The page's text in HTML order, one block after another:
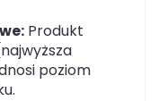
Produkt
poziom